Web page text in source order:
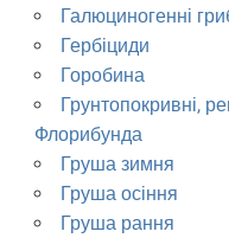
Галюциногенні
Гербіциди
Горобина
Грунтопокривні,
Флорибунда
Груша зимня
Груша осіння
Груша рання